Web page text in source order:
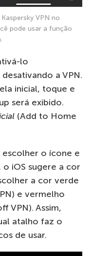
VPN no
pode usar a função
lo
a VPN.
inicial, toque e
será exibido.
(Add to Home
o ícone e
iOS sugere a cor
a cor verde
e vermelho
VPN). Assim,
atalho faz o
de usar.